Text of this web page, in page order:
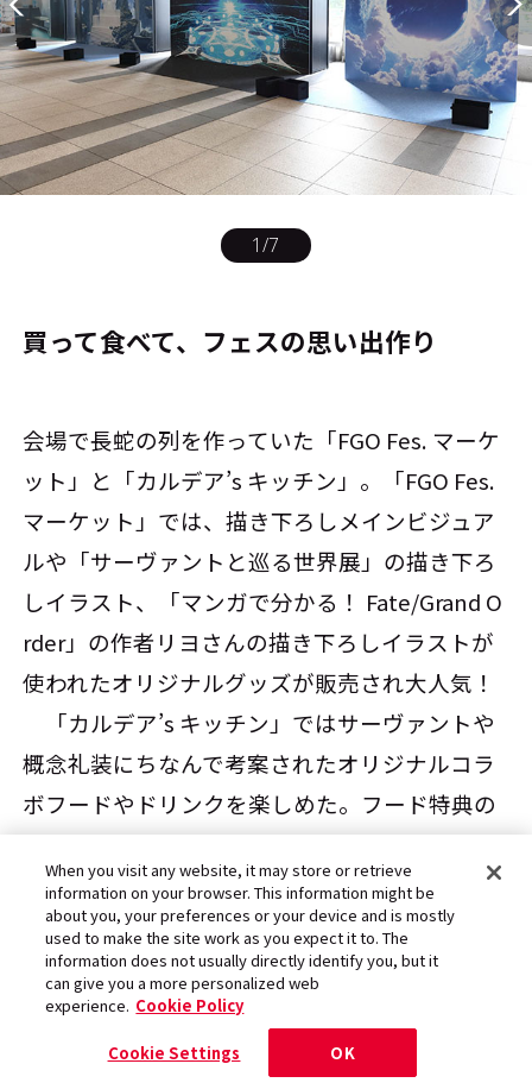
1/7
買って食べて、フェスの思い出作り
会場で長蛇の列を作っていた「FGO Fes. マーケ
ット」と「カルデア’s キッチン」。「FGO Fes.
マーケット」では、描き下ろしメインビジュア
ルや「サーヴァントと巡る世界展」の描き下ろ
しイラスト、「マンガで分かる！ Fate/Grand O
rder」の作者リヨさんの描き下ろしイラストが
使われたオリジナルグッズが販売され大人気！
「カルデア’s キッチン」ではサーヴァントや
概念礼装にちなんで考案されたオリジナルコラ
ボフードやドリンクを楽しめた。フード特典の
シールも嬉しい！
When you visit any website, it may store or retrieve
information on your browser. This information might be
about you, your preferences or your device and is mostly
used to make the site work as you expect it to. The
information does not usually directly identify you, but it
can give you a more personalized web
experience. Cookie Policy
Cookie Settings OK